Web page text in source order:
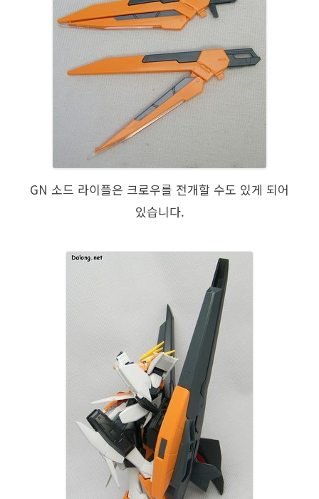
GN 소드 라이플은 크로우를 전개할 수도 있게 되어
있습니다.